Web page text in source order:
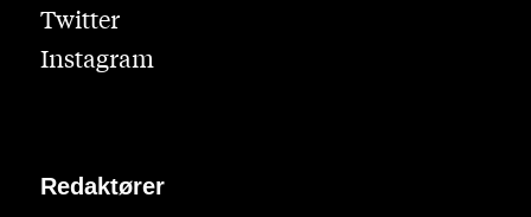
Twitter
Instagram
Redaktører